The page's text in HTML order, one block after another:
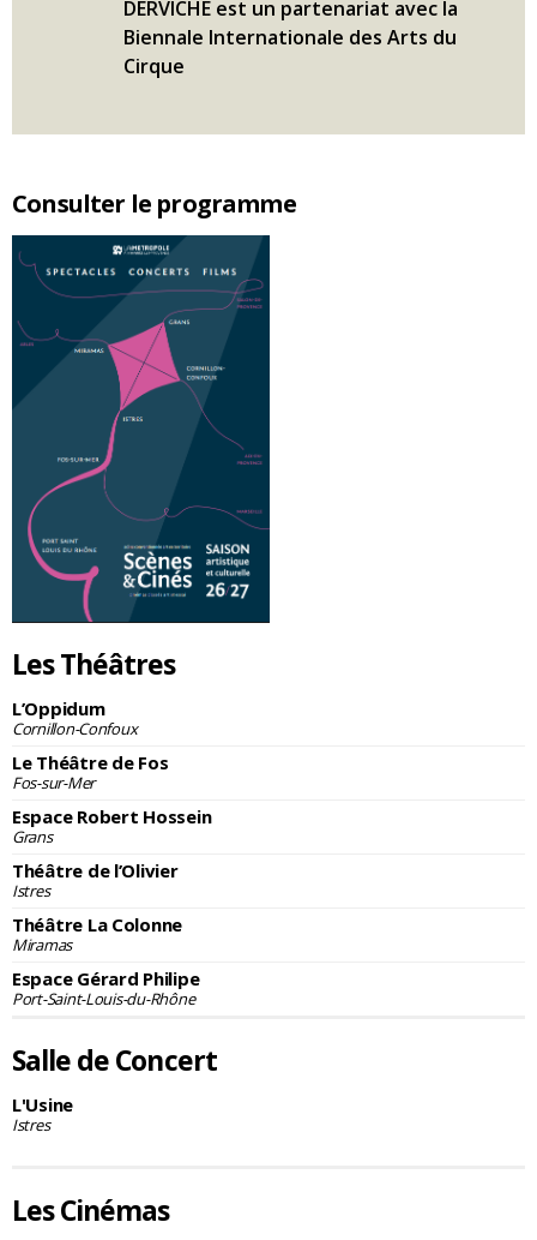
Consulter le programme
Les Théâtres
L’Oppidum
Cornillon-Confoux
Le Théâtre de Fos
Fos-sur-Mer
Espace Robert Hossein
Grans
Théâtre de l’Olivier
Istres
Théâtre La Colonne
Miramas
Espace Gérard Philipe
Port-Saint-Louis-du-Rhône
Salle de Concert
L'Usine
Istres
Les Cinémas
DERVICHE est un partenariat avec la
Biennale Internationale des Arts du
Cirque